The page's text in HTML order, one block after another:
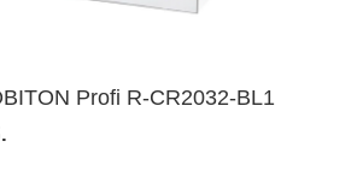
Profi R-CR2032-BL1